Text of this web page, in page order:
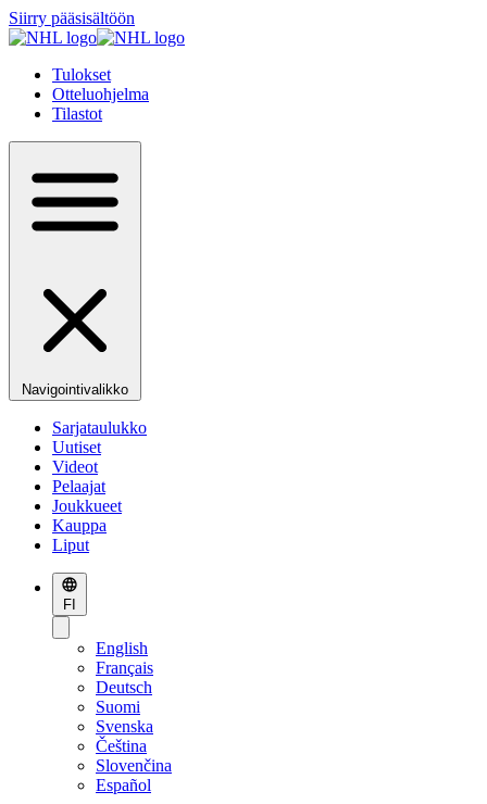
Siirry pääsisältöön
Tulokset
Otteluohjelma
Tilastot
Navigointivalikko
Sarjataulukko
Uutiset
Videot
Pelaajat
Joukkueet
Kauppa
Liput
FI
English
Français
Deutsch
Suomi
Svenska
Čeština
Slovenčina
Español